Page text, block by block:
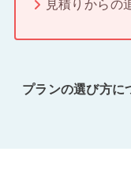
見積りからの
プランの選び方に